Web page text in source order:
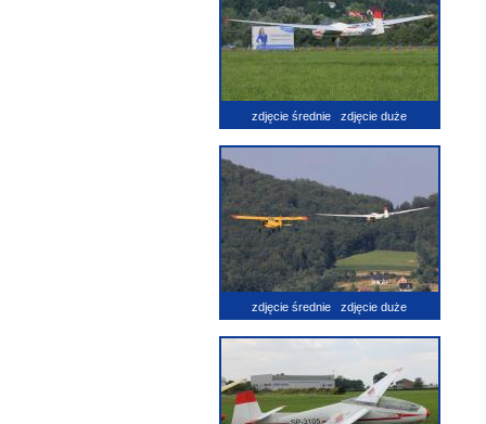
zdjęcie średnie zdjęcie duże
zdjęcie średnie zdjęcie duże